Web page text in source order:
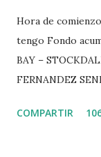
Hora de
tengo Fondo
BAY –
FERNANDEZ
-EPAILLARD 7
COMPARTIR